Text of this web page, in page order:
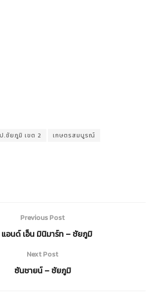
.ชัยภูมิ เขต 2 เกษตรสมบูรณ์
Previous Post
แอนด์ เอ็น มินิมาร์ท – ชัยภูมิ
Next Post
ซันชายน์ – ชัยภูมิ